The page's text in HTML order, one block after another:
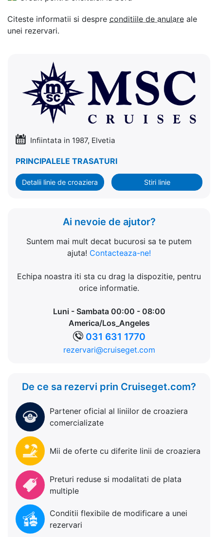
Citeste informatii si despre conditiile de anulare ale
unei rezervari.
Infiintata in 1987, Elvetia
PRINCIPALELE TRASATURI
Detalii linie de croaziera Stiri linie
Ai nevoie de ajutor?
Suntem mai mult decat bucurosi sa te putem
ajuta! Contacteaza-ne!
Echipa noastra iti sta cu drag la dispozitie, pentru
orice informatie.
Luni - Sambata 00:00 - 08:00
America/Los_Angeles
031 631 1770
rezervari@cruiseget.com
De ce sa rezervi prin Cruiseget.com?
Partener oficial al liniilor de croaziera
comercializate
Mii de oferte cu diferite linii de croaziera
Preturi reduse si modalitati de plata
multiple
Conditii flexibile de modificare a unei
rezervari